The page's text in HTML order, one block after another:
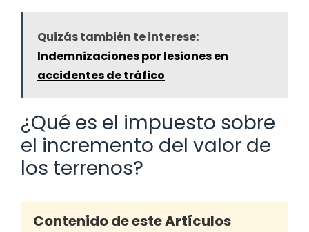
Quizás también te interese:
Indemnizaciones por lesiones en
accidentes de tráfico
¿Qué es el impuesto sobre
el incremento del valor de
los terrenos?
Contenido de este Artículos